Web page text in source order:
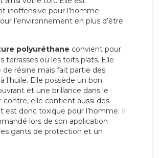
inoffensive pour l’homme
l’environnement en plus d’être
polyuréthane convient pour
terrasses ou les toits plats. Elle
de résine mais fait partie des
l’huile. Elle possède un bon
et une brillance dans le
contre, elle contient aussi des
est donc toxique pour l’homme. Il
lors de son application
gants de protection et un